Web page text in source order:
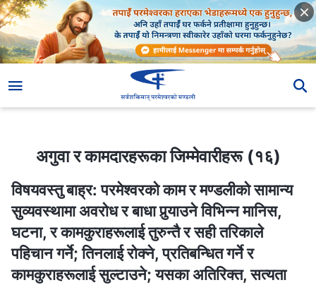
अगुवा र कामदारहरूका जिम्‍मेवारीहरू (१६)
अगुवा र कामदारहरूका जिम्‍मेवारीहरू (१६)
विषयवस्तु बाह्र: परमेश्‍वरको काम र मण्डलीको सामान्य
सुव्यवस्थामा अवरोध र बाधा पुर्‍याउने विभिन्‍न मानिस,
घटना, र कामकुराहरूलाई तुरुन्तै र सही तरिकाले
पहिचान गर्ने; तिनलाई रोक्‍ने, प्रतिबन्धित गर्ने र
कामकुराहरूलाई सुल्टाउने; यसका अतिरिक्त, सत्यता